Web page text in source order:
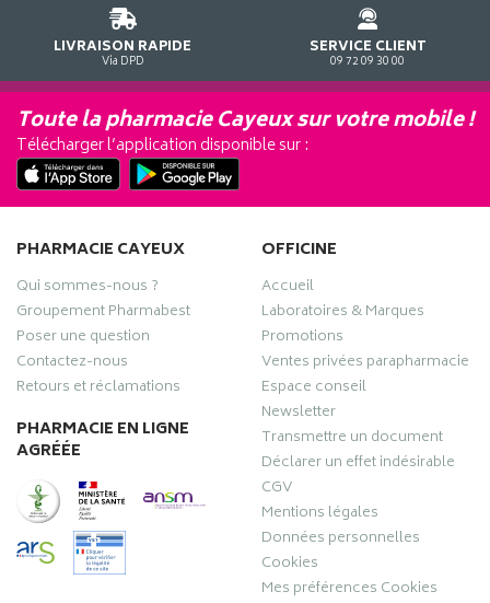
LIVRAISON RAPIDE
Via DPD
SERVICE CLIENT
09 72 09 30 00
Toute la pharmacie Cayeux sur votre mobile !
Télécharger l’application disponible sur :
PHARMACIE CAYEUX
Qui sommes-nous ?
Groupement Pharmabest
Poser une question
Contactez-nous
Retours et réclamations
PHARMACIE EN LIGNE
AGRÉÉE
OFFICINE
Accueil
Laboratoires & Marques
Promotions
Ventes privées parapharmacie
Espace conseil
Newsletter
Transmettre un document
Déclarer un effet indésirable
CGV
Mentions légales
Données personnelles
Cookies
Mes préférences Cookies